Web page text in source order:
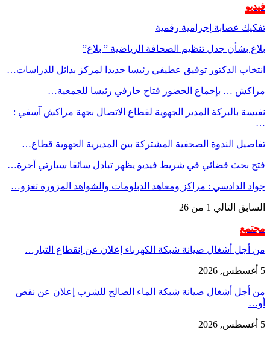
فيديو
تفكيك عصابة إجرامية رقمية
بلاغ بشأن جدل تنظيم الصحافة الرياضية ” بلاغ”
انتخاب الدكتور توفيق عطيفي رئيسا جديدا لمركز بدائل للدراسات…
مراكش … بإجماع الحضور فتاح حارفي رئيسا للجمعية…
نفيسة بالبركة المدير الجهوية لقطاع الاتصال بجهة مراكش آسفي :
…
تفاصيل الندوة الصحفية المشتركة بين المديرية الجهوية قطاع…
فتح بحث قضائي في شريط فيديو يظهر تبادل سائقا سيارتي أجرة…
جواد الدادسي : مراكز ومعاهد الدبلومات والشواهد المزورة تغزو…
السابق التالي 1 من 26
مجتمع
من أجل أشغال صيانة شبكة الكهرباء إعلان عن إنقطاع التيار…
5 أغسطس, 2026
من أجل أشغال صيانة شبكة الماء الصالح للشرب إعلان عن نقص
أو…
5 أغسطس, 2026